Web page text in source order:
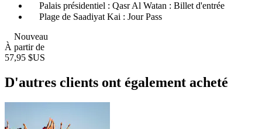
Palais présidentiel : Qasr Al Watan : Billet d'entrée
Plage de Saadiyat Kai : Jour Pass
Nouveau
À partir de
57,95 $US
D'autres clients ont également acheté